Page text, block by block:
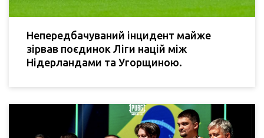
Непередбачуваний інцидент майже
зірвав поєдинок Ліги націй між
Нідерландами та Угорщиною.